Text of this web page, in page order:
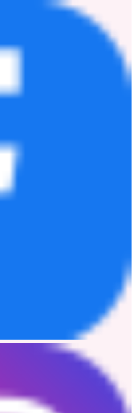
能力升級到全價值鏈
體系演進。未來，公
伴，共同邁向更高效
。